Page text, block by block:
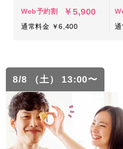
Web予約割 ￥5,900
通常料金 ￥6,400
8/8 （土） 13:00〜